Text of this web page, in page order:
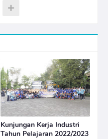
Kunjungan Kerja Industri
Tahun Pelajaran 2022/2023